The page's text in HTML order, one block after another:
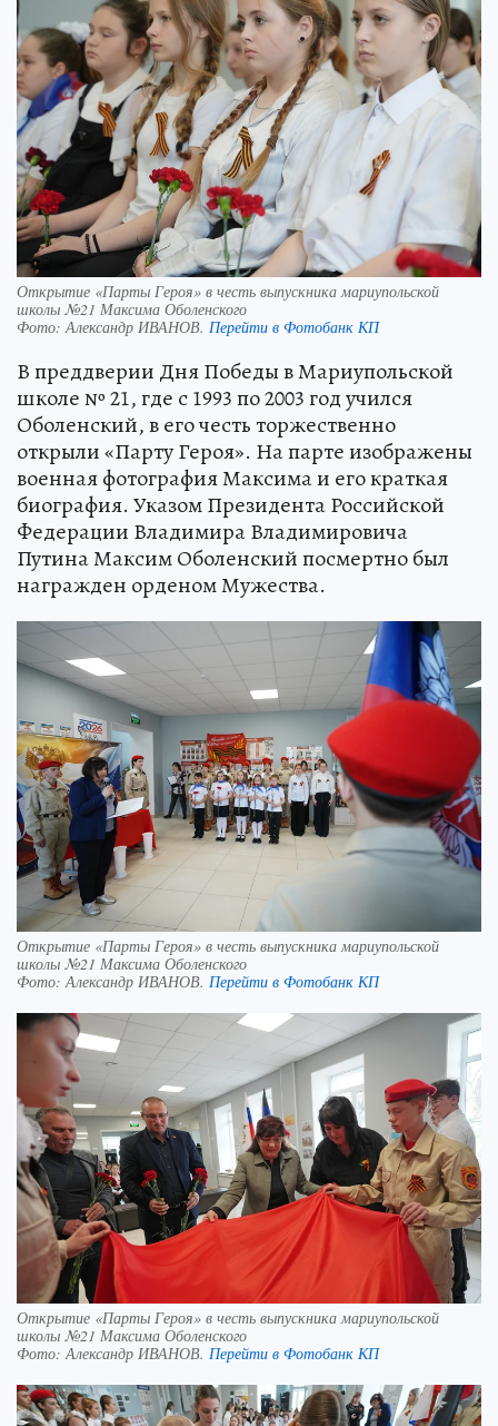
Открытие «Парты Героя» в честь выпускника мариупольской
школы №21 Максима Оболенского
Фото:Александр ИВАНОВ. Перейти в Фотобанк КП
В преддверии Дня Победы в Мариупольской
школе № 21, где с 1993 по 2003 год учился
Оболенский, в его честь торжественно
открыли «Парту Героя». На парте изображены
военная фотография Максима и его краткая
биография. Указом Президента Российской
Федерации Владимира Владимировича
Путина Максим Оболенский посмертно был
награжден орденом Мужества.
Открытие «Парты Героя» в честь выпускника мариупольской
школы №21 Максима Оболенского
Фото: Александр ИВАНОВ. Перейти в Фотобанк КП
Открытие «Парты Героя» в честь выпускника мариупольской
школы №21 Максима Оболенского
Фото:Александр ИВАНОВ. Перейти в Фотобанк КП